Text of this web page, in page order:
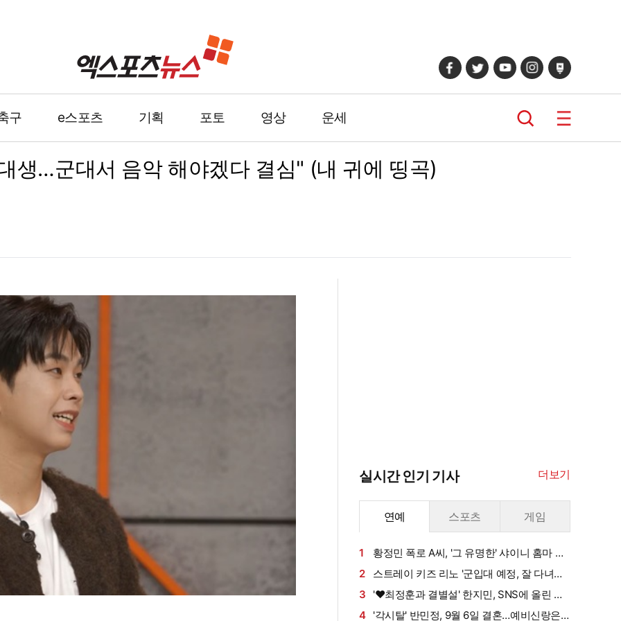
구 e스포츠 기획 포토 영상 운세
생…군대서 음악 해야겠다 결심" (내 귀에 띵곡)
실시간 인기 기사 더보기
연예 스포츠 게임
1
황정민 폭로 A씨, '그 유명한' 샤이니 홈마 출
신?…"고마워서 술 사려던 건데" 침묵 이유 있었
나 [엑's 이슈]
2
스트레이 키즈 리노 '군입대 예정, 잘 다녀올
게요~'[엑's HD포토]
3
'♥최정훈과 결별설' 한지민, SNS에 올린 근
황 보니
4 '각시탈' 반민정, 9월 6일 결혼…예비신랑은